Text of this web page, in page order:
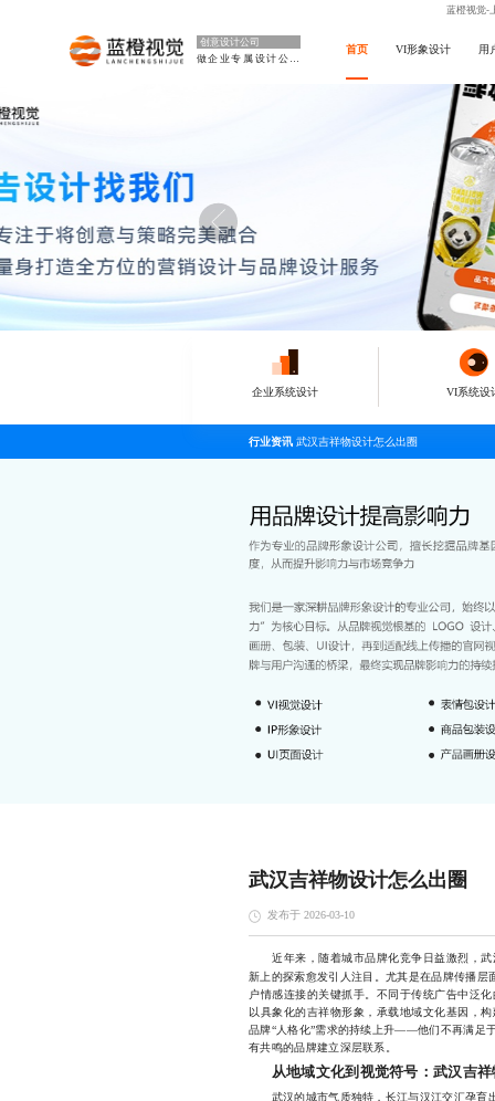
蓝橙视觉-
创意设计公司
做企业专属设计公司
首页 VI形象设计 用
企业系统设计 VI系统设
行业资讯 武汉吉祥物设计怎么出圈
武汉吉祥物设计怎么出圈
发布于 2026-03-10
近年来，随着城市品牌化竞争日益激烈，武
新上的探索愈发引人注目。尤其是在品牌传播层
户情感连接的关键抓手。不同于传统广告中泛
以具象化的吉祥物形象，承载地域文化基因，
品牌“人格化”需求的持续上升——他们不再满足
有共鸣的品牌建立深层联系。
从地域文化到视觉符号：武汉吉
武汉的城市气质独特，长江与汉江交汇孕育